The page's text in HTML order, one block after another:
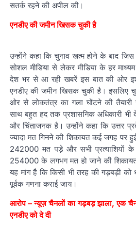
सतर्क रहने की अपील की।
एनडीए की जमीन खिसक चुकी है
उन्‍होंने कहा कि चुनाव खत्म होने के बाद
सोशल मीडिया से लेकर मीडिया के हर
देश भर से आ रही खबरें इस बात की ओर
एनडीए की जमीन खिसक चुकी है। इसलिए
ओर से लोकतंत्र का गला घोंटने की
साथ बहुत हद तक प्रशासनिक अधिकारी भी
और चिंताजनक है। उन्‍होंने कहा कि उत्तर
ज्यादा मत गिनने की शिकायत कई जगह पर
242000 मत पड़े और सभी प्रत्याशियों के
254000 के लगभग मत हो जाने की
यह मांग है कि किसी भी तरह की गड़बड़ी को
पूर्वक गणना कराई जाय।
आरोप – न्यूज़ चैनलों का गड़बड़ झाला, एक
एनडीए को दे दी